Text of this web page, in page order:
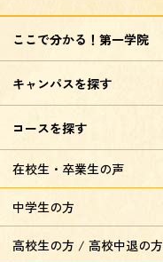
ここで分かる！第一学院
キャンパスを探す
コースを探す
在校生・卒業生の声
中学生の方
高校生の方 / 高校中退の方